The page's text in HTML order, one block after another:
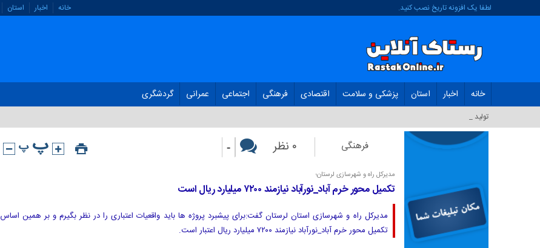
لطفا یک افزونه تاریخ نصب کنید. خانه اخبار استان
خانه اخبار استان پزشکی و سلامت اقتصادی فرهنگی اجتماعی عمرانی گردشگری
تولید سیب در ل_
فرهنگی ۰ نظر -
مدیرکل راه و شهرسازی لرستان؛
تکمیل محور خرم آباد_نورآباد نیازمند ۷۲۰۰ میلیارد ریال است
مدیرکل راه و شهرسازی استان لرستان گفت:برای پیشبرد پروژه ها باید واقعیات اعتباری را در نظر بگیرم و بر همین اساس
تکمیل محور خرم آباد_نورآباد نیازمند ۷۲۰۰ میلیارد ریال اعتبار است.